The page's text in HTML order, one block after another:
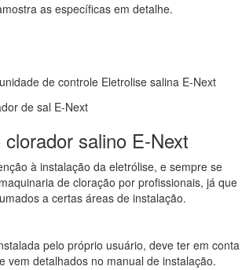
as específicas em detalhe.
salino E-Next
à instalação da eletrólise, e sempre se
de cloração por profissionais, já que
a certas áreas de instalação.
pelo próprio usuário, deve ter em conta
vem detalhados no manual de instalação.